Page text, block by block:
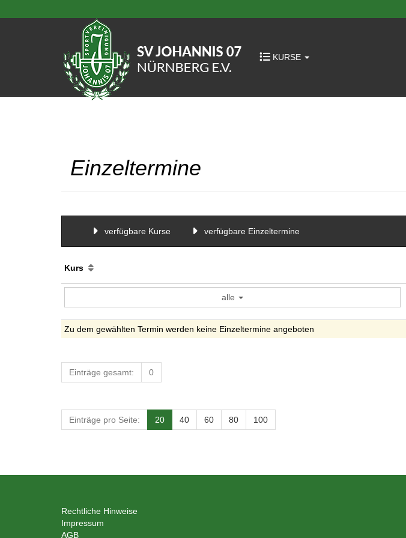
KURSE
Einzeltermine
verfügbare Kurse verfügbare Einzeltermine
Kurs
alle
Zu dem gewählten Termin werden keine Einzeltermine angeboten
Einträge gesamt: 0
Einträge pro Seite: 20 40 60 80 100
Rechtliche Hinweise
Impressum
AGB